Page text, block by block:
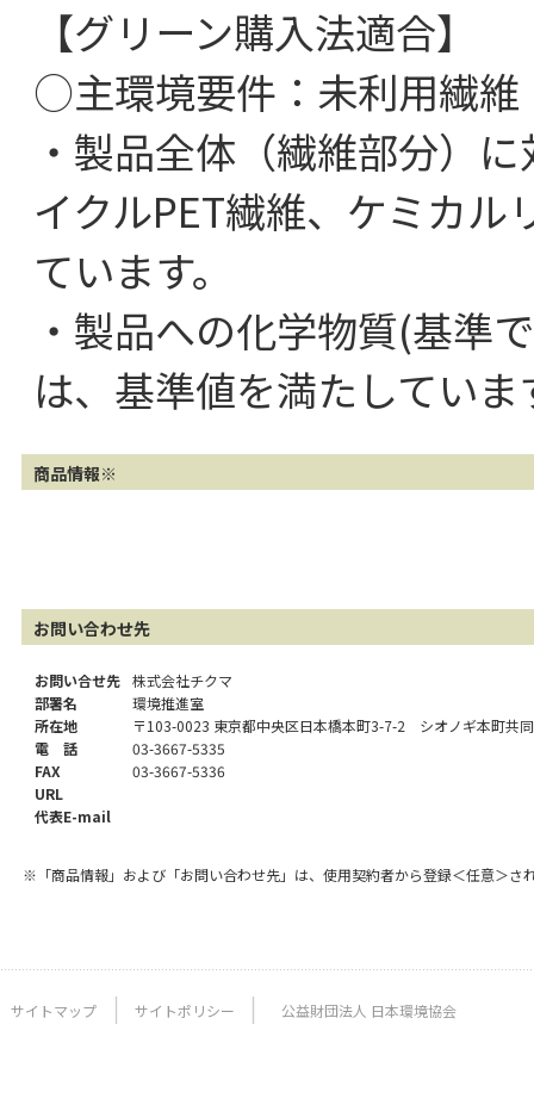
【グリーン購入法適合】
○主環境要件：未利用繊維
・製品全体（繊維部分）
イクルPET繊維、ケミカ
ています。
・製品への化学物質(基準
は、基準値を満たしていま
商品情報※
お問い合わせ先
お問い合せ先
株式会社チクマ
部署名
環境推進室
所在地
〒103-0023 東京都中央区日本橋本町3-7-2 シオノギ本町共
電 話
03-3667-5335
FAX
03-3667-5336
URL
代表E-mail
※「商品情報」および「お問い合わせ先」は、使用契約者から登録＜任意＞さ
サイトマップ サイトポリシー 公益財団法人 日本環境協会